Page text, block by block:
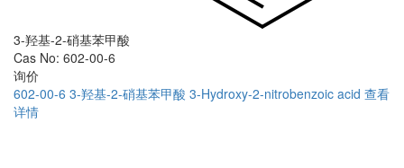
3-羟基-2-硝基苯甲酸
Cas No: 602-00-6
询价
602-00-6 3-羟基-2-硝基苯甲酸 3-Hydroxy-2-nitrobenzoic acid 查看
详情